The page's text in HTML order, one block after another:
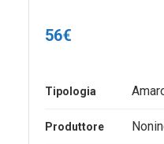
56€
Tipologia
Produttore